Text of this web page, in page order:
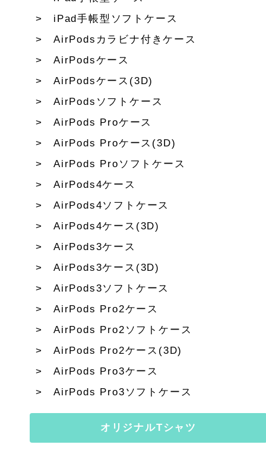
iPad手帳型ソフトケース
AirPodsカラビナ付きケース
AirPodsケース
AirPodsケース(3D)
AirPodsソフトケース
AirPods Proケース
AirPods Proケース(3D)
AirPods Proソフトケース
AirPods4ケース
AirPods4ソフトケース
AirPods4ケース(3D)
AirPods3ケース
AirPods3ケース(3D)
AirPods3ソフトケース
AirPods Pro2ケース
AirPods Pro2ソフトケース
AirPods Pro2ケース(3D)
AirPods Pro3ケース
AirPods Pro3ソフトケース
オリジナルTシャツ